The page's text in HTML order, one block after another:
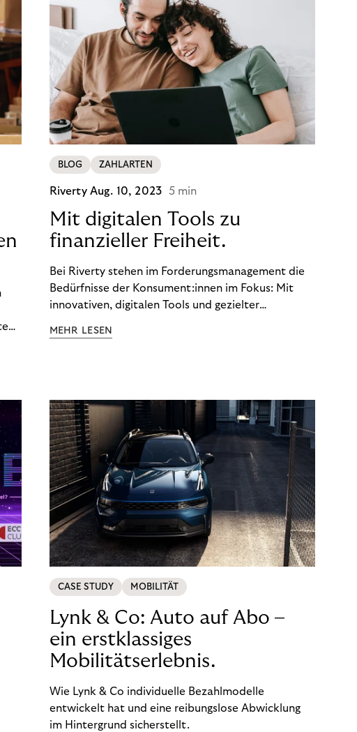
Grenzen traditioneller Compliance-Mechanismen.
BLOG ZAHLARTEN
Riverty Aug. 10, 2023 5 min
Mit digitalen Tools zu
finanzieller Freiheit.
Bei Riverty stehen im Forderungsmanagement die
Bedürfnisse der Konsument:innen im Fokus: Mit
innovativen, digitalen Tools und gezielter
ein Leben in finanzieller Freiheit zu führen. So
MEHR LESEN
CASE STUDY MOBILITÄT
Lynk & Co: Auto auf Abo –
ein erstklassiges
Mobilitätserlebnis.
Wie Lynk & Co individuelle Bezahlmodelle
entwickelt hat und eine reibungslose Abwicklung
im Hintergrund sicherstellt.